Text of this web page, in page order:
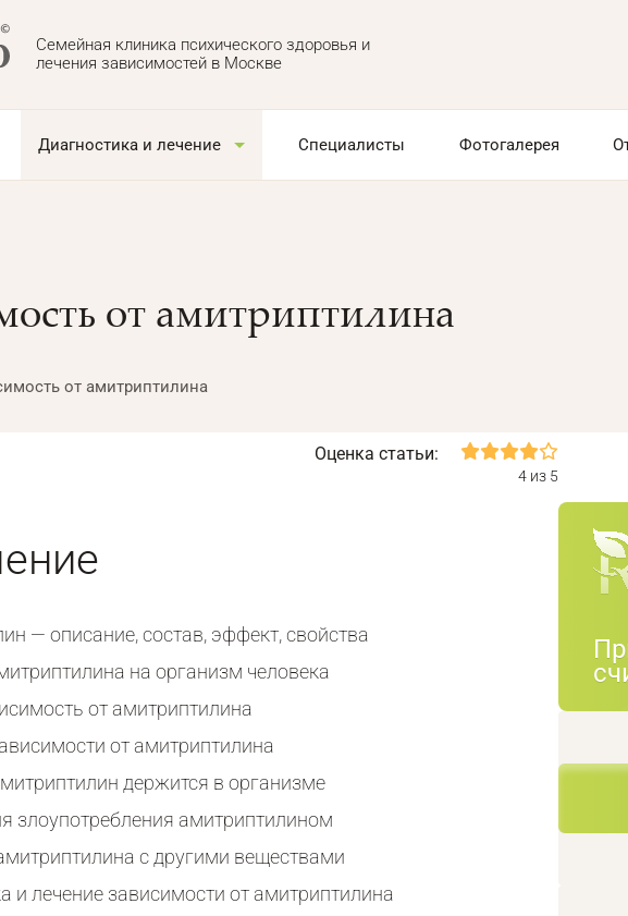
Семейная клиника психического здоровья и
лечения зависимостей в Москве
Диагностика и лечение Специалисты Фотогалерея
от амитриптилина
от амитриптилина
Оценка статьи:
4 из 5
— описание, состав, эффект, свойства
на организм человека
от амитриптилина
от амитриптилина
держится в организме
злоупотребления амитриптилином
с другими веществами
и лечение зависимости от амитриптилина